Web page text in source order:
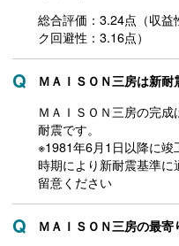
総合評価：3.24点（収
ク回避性：3.16点）
ＭＡＩＳＯＮ三房は新
ＭＡＩＳＯＮ三房の完
耐震です。
※1981年6月1日以降に竣
時期により新耐震基準
留意ください
ＭＡＩＳＯＮ三房の最寄